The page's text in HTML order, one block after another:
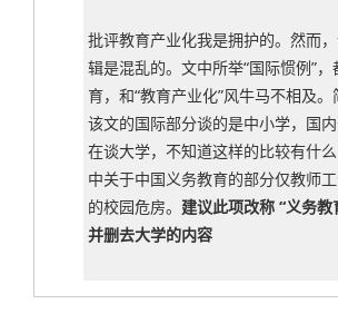
批评教育产业化我是拥护的。然而
辑是混乱的。文中所举“国际惯例”
育，和“教育产业化”风牛马不相及。
该文的国际部分谈的是中小学，国
在谈大学，不知道这样的比较有什
中关于中国义务教育的部分仅教师
的校园危房。 建议此项改称 “义务教
并删去大学的内容